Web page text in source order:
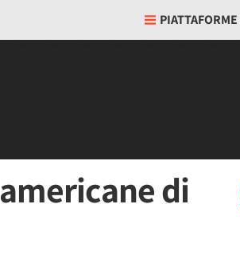
PIATTAFORME
di